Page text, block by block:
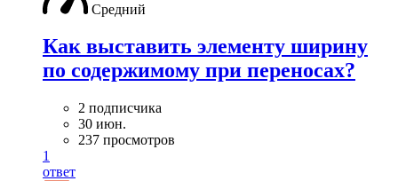
Средний
Как выставить элементу ширину
по содержимому при переносах?
2 подписчика
30 июн.
237 просмотров
1
ответ